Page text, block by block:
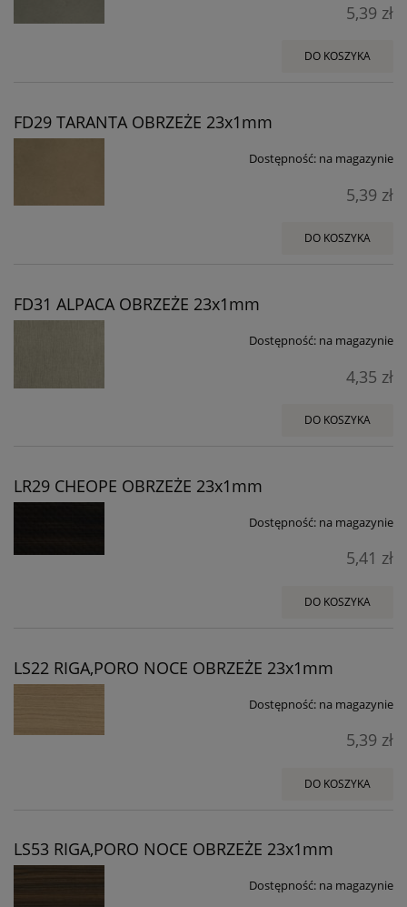
5,39 zł
DO KOSZYKA
FD29 TARANTA OBRZEŻE 23x1mm
Dostępność: na magazynie
5,39 zł
DO KOSZYKA
FD31 ALPACA OBRZEŻE 23x1mm
Dostępność: na magazynie
4,35 zł
DO KOSZYKA
LR29 CHEOPE OBRZEŻE 23x1mm
Dostępność: na magazynie
5,41 zł
DO KOSZYKA
LS22 RIGA,PORO NOCE OBRZEŻE 23x1mm
Dostępność: na magazynie
5,39 zł
DO KOSZYKA
LS53 RIGA,PORO NOCE OBRZEŻE 23x1mm
Dostępność: na magazynie